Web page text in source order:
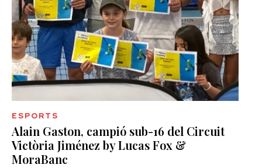
ESPORTS
Alain Gaston, campió sub-16 del Circuit
Victòria Jiménez by Lucas Fox &
MoraBanc